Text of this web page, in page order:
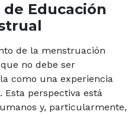
Educación
de la menstruación
no debe ser
como una experiencia
perspectiva está
y, particularmente,